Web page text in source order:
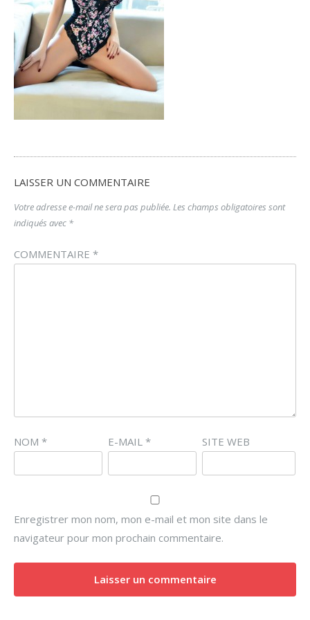
LAISSER UN COMMENTAIRE
Votre adresse e-mail ne sera pas publiée. Les champs obligatoires sont
indiqués avec *
COMMENTAIRE *
NOM * E-MAIL * SITE WEB
Enregistrer mon nom, mon e-mail et mon site dans le
navigateur pour mon prochain commentaire.